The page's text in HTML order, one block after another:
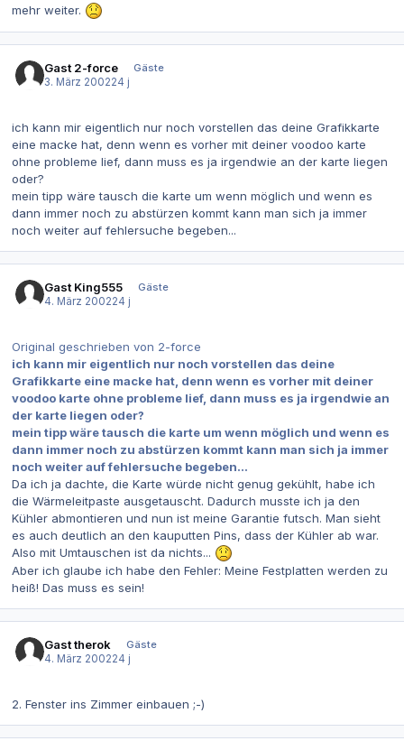
mehr weiter.
Gast 2-force
Gäste
3. März 200224 j
ich kann mir eigentlich nur noch vorstellen das deine Grafikkarte
eine macke hat, denn wenn es vorher mit deiner voodoo karte
ohne probleme lief, dann muss es ja irgendwie an der karte liegen
oder?
mein tipp wäre tausch die karte um wenn möglich und wenn es
dann immer noch zu abstürzen kommt kann man sich ja immer
noch weiter auf fehlersuche begeben...
Gast King555
Gäste
4. März 200224 j
Original geschrieben von 2-force
ich kann mir eigentlich nur noch vorstellen das deine
Grafikkarte eine macke hat, denn wenn es vorher mit deiner
voodoo karte ohne probleme lief, dann muss es ja irgendwie an
der karte liegen oder?
mein tipp wäre tausch die karte um wenn möglich und wenn es
dann immer noch zu abstürzen kommt kann man sich ja immer
noch weiter auf fehlersuche begeben...
Da ich ja dachte, die Karte würde nicht genug gekühlt, habe ich
die Wärmeleitpaste ausgetauscht. Dadurch musste ich ja den
Kühler abmontieren und nun ist meine Garantie futsch. Man sieht
es auch deutlich an den kauputten Pins, dass der Kühler ab war.
Also mit Umtauschen ist da nichts...
Aber ich glaube ich habe den Fehler: Meine Festplatten werden zu
heiß! Das muss es sein!
Gast therok
Gäste
4. März 200224 j
2. Fenster ins Zimmer einbauen ;-)